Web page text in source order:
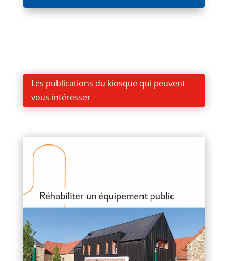
Les publications du kiosque qui peuvent
vous intéresser